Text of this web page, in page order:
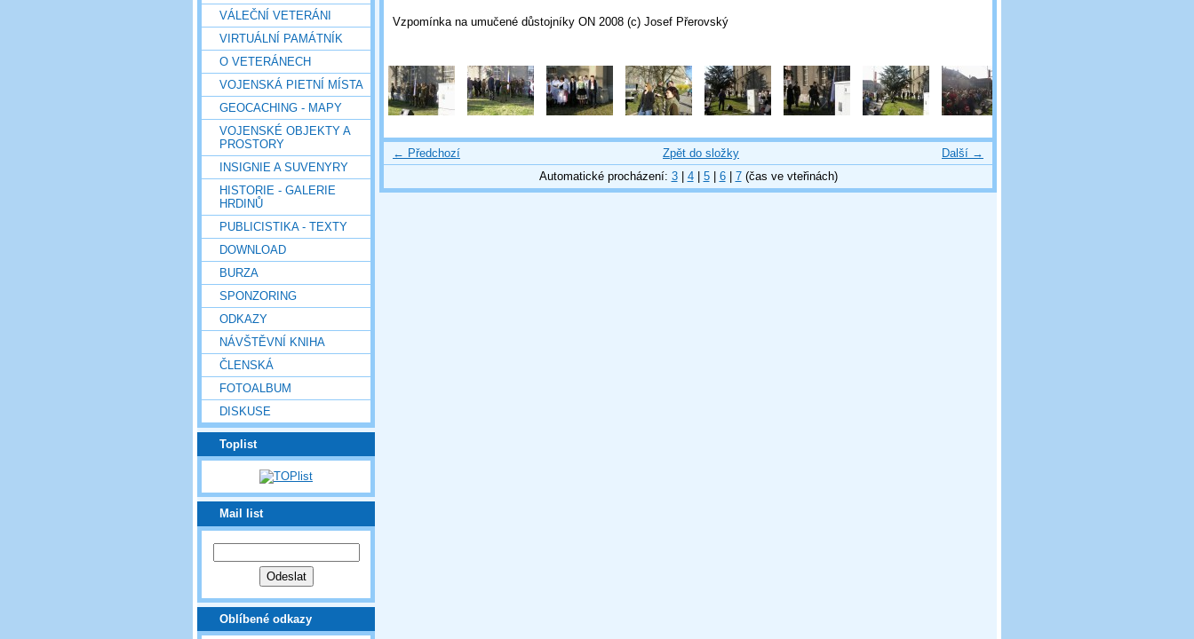
VÁLEČNÍ VETERÁNI
VIRTUÁLNÍ PAMÁTNÍK
O VETERÁNECH
VOJENSKÁ PIETNÍ MÍSTA
GEOCACHING - MAPY
VOJENSKÉ OBJEKTY A
PROSTORY
INSIGNIE A SUVENYRY
HISTORIE - GALERIE
HRDINŮ
PUBLICISTIKA - TEXTY
DOWNLOAD
BURZA
SPONZORING
ODKAZY
NÁVŠTĚVNÍ KNIHA
ČLENSKÁ
FOTOALBUM
DISKUSE
Toplist
Mail list
Oblíbené odkazy
Vzpomínka na umučené důstojníky ON 2008 (c) Josef Přerovský
← Předchozí Další →
Zpět do složky
Automatické procházení: 3| 4| 5| 6| 7(čas ve vteřinách)